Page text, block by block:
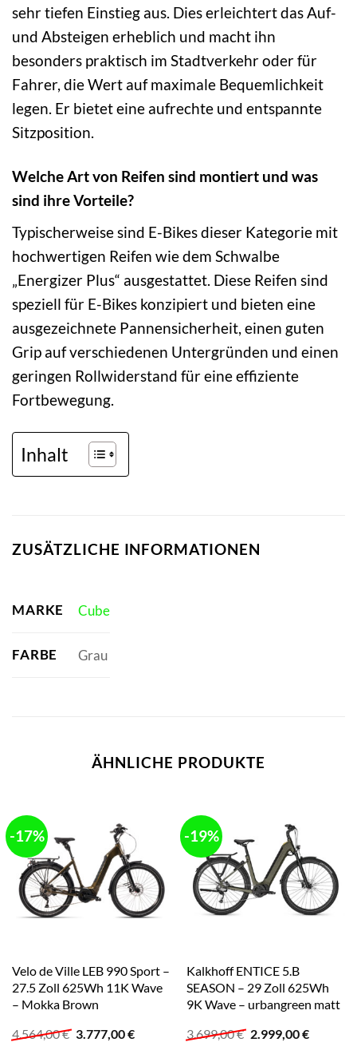
sehr tiefen Einstieg aus. Dies erleichtert das Auf-
und Absteigen erheblich und macht ihn
besonders praktisch im Stadtverkehr oder für
Fahrer, die Wert auf maximale Bequemlichkeit
legen. Er bietet eine aufrechte und entspannte
Sitzposition.
Welche Art von Reifen sind montiert und was
sind ihre Vorteile?
Typischerweise sind E-Bikes dieser Kategorie mit
hochwertigen Reifen wie dem Schwalbe
„Energizer Plus“ ausgestattet. Diese Reifen sind
speziell für E-Bikes konzipiert und bieten eine
ausgezeichnete Pannensicherheit, einen guten
Grip auf verschiedenen Untergründen und einen
geringen Rollwiderstand für eine effiziente
Fortbewegung.
Inhalt
ZUSÄTZLICHE INFORMATIONEN
MARKE Cube
FARBE Grau
ÄHNLICHE PRODUKTE
-17%
Velo de Ville LEB 990 Sport –
27.5 Zoll 625Wh 11K Wave
– Mokka Brown
4.564,00€ Ursprünglicher
3.777,00€Aktueller
-19%
Kalkhoff ENTICE 5.B
SEASON – 29 Zoll 625Wh
9K Wave – urbangreen matt
3.699,00€ Ursprünglicher
2.999,00€